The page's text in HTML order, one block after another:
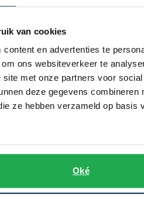
van cookies
content en advertenties te
ons websiteverkeer te
met onze partners voor
deze gegevens combineren
ze hebben verzameld op basis
Oké